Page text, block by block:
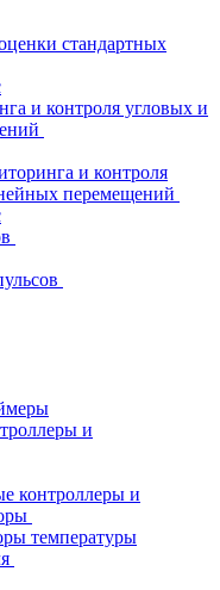
стандартных
и контроля угловых и
и контроля
перемещений
и
контроллеры и
температуры